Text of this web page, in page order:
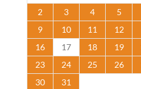
2
3 4 5
9
10 11 12
16
17 18 19
23
24 25 26
30
31